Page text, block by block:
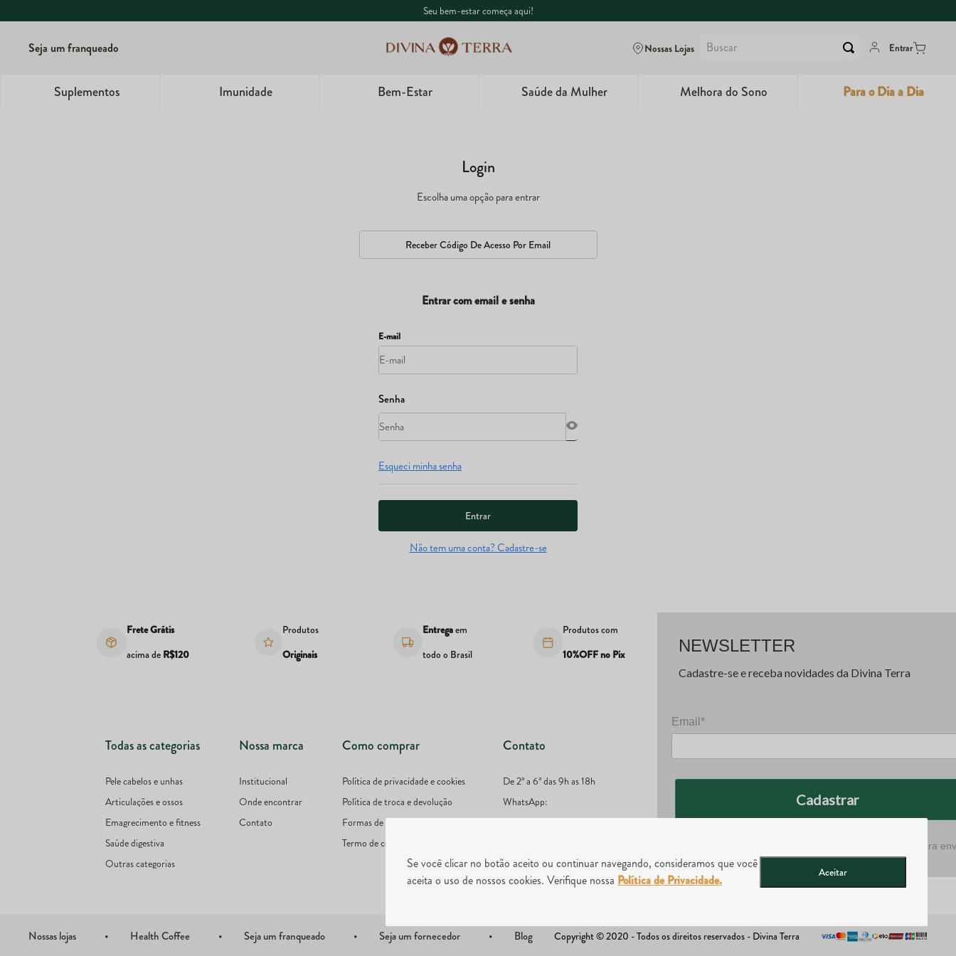
Seu bem-estar começa aqui!
Seja um franqueado Nossas Lojas
Buscar
Entrar
Se você clicar no botão aceito ou continuar navegando, consideramos que você
aceita o uso de nossos cookies. Verifique nossa Política de Privacidade.
Aceitar
Suplementos Imunidade Bem-Estar Saúde da Mulher Melhora do Sono Para o Dia a Dia
Receber Código De Acesso Por Email
Entrar com email e senha
Esqueci minha senha
Entrar
Não tem uma conta? Cadastre-se
Frete Grátis
acima de R$120
Produtos
Originais
Entregaem
todo o Brasil
Produtos com
10%OFF no Pix
Todas as categorias
Pele cabelos e unhas
Articulações e ossos
Emagrecimento e fitness
Saúde digestiva
Outras categorias
Nossa marca
Institucional
Onde encontrar
Contato
Como comprar
Política de privacidade e cookies
Política de troca e devolução
Formas de pagamento
Termo de consentimento
Contato
De 2ª a 6ª das 9h as 18h
WhatsApp:
51 9777-4987
NEWSLETTER
Cadastre-se e receba novidades da Divina Terra
Email*
Cadastrar
Prometemos não utilizar suas informações de contato para
qualquer tipo de SPAM.
Nossas lojas Health Coffee Seja um franqueado Seja um fornecedor Blog Copyright © 2020 - Todos os direitos reservados - Divina Terra
3 º Ômega
5º Magnésio